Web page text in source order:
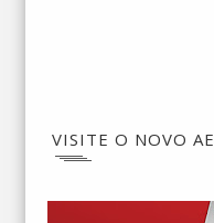
VISITE O NOVO AE